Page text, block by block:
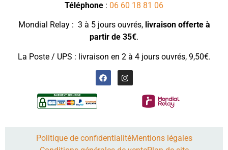
Téléphone : 06 60 18 81 06
Mondial Relay : 3 à 5 jours ouvrés, livraison offerte à
partir de 35€.
La Poste / UPS : livraison en 2 à 4 jours ouvrés, 9,50€.
Politique de confidentialitéMentions légales